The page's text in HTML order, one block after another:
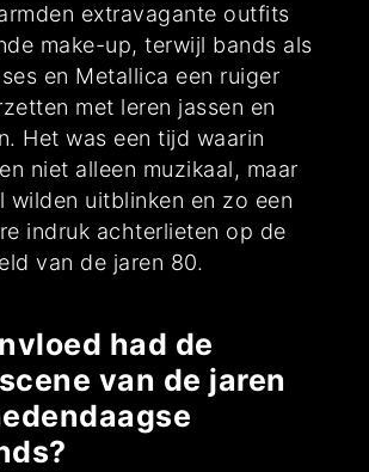
extravagante outfits
make-up, terwijl bands als
en Metallica een ruiger
met leren jassen en
Het was een tijd waarin
niet alleen muzikaal, maar
wilden uitblinken en zo een
indruk achterlieten op de
van de jaren 80.
had de
van de jaren